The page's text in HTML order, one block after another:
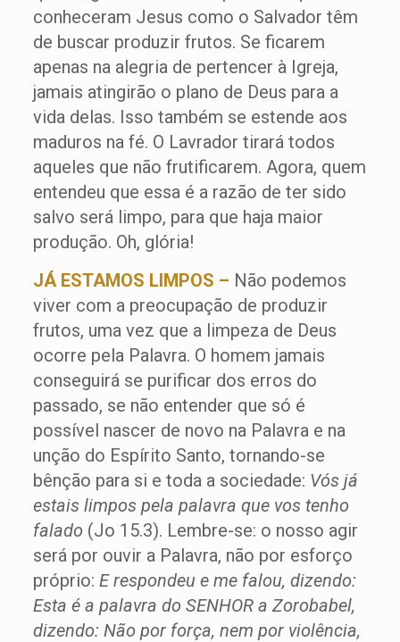
conheceram Jesus como o Salvador têm
de buscar produzir frutos. Se ficarem
apenas na alegria de pertencer à Igreja,
jamais atingirão o plano de Deus para a
vida delas. Isso também se estende aos
maduros na fé. O Lavrador tirará todos
aqueles que não frutificarem. Agora, quem
entendeu que essa é a razão de ter sido
salvo será limpo, para que haja maior
produção. Oh, glória!
JÁ ESTAMOS LIMPOS – Não podemos
viver com a preocupação de produzir
frutos, uma vez que a limpeza de Deus
ocorre pela Palavra. O homem jamais
conseguirá se purificar dos erros do
passado, se não entender que só é
possível nascer de novo na Palavra e na
unção do Espírito Santo, tornando-se
bênção para si e toda a sociedade: Vós já
estais limpos pela palavra que vos tenho
falado (Jo 15.3). Lembre-se: o nosso agir
será por ouvir a Palavra, não por esforço
próprio: E respondeu e me falou, dizendo:
Esta é a palavra do SENHOR a Zorobabel,
dizendo: Não por força, nem por violência,